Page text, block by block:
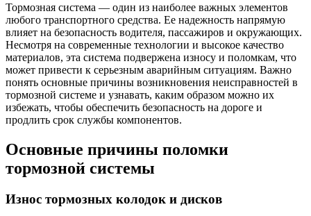
Тормозная система — один из наиболее важных элементов
любого транспортного средства. Ее надежность напрямую
влияет на безопасность водителя, пассажиров и окружающих.
Несмотря на современные технологии и высокое качество
материалов, эта система подвержена износу и поломкам, что
может привести к серьезным аварийным ситуациям. Важно
понять основные причины возникновения неисправностей в
тормозной системе и узнавать, каким образом можно их
избежать, чтобы обеспечить безопасность на дороге и
продлить срок службы компонентов.
Основные причины поломки
тормозной системы
Износ тормозных колодок и дисков